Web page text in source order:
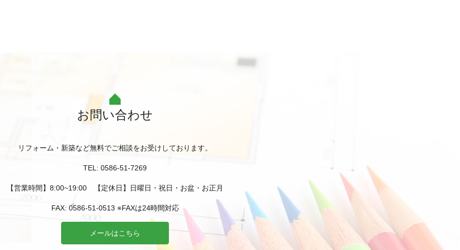
お問い合わせ
リフォーム・新築など無料でご相談をお受けしております。
TEL: 0586-51-7269
【営業時間】8:00~19:00 【定休日】日曜日・祝日・お盆・お正月
FAX: 0586-51-0513 ※FAXは24時間対応
メールはこちら